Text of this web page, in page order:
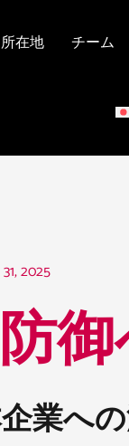
所在地 チーム
2025
業へ